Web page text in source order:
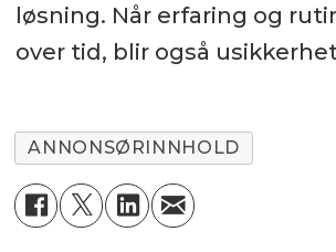
løsning. Når erfaring og
over tid, blir også
ANNONSØRINNHOLD